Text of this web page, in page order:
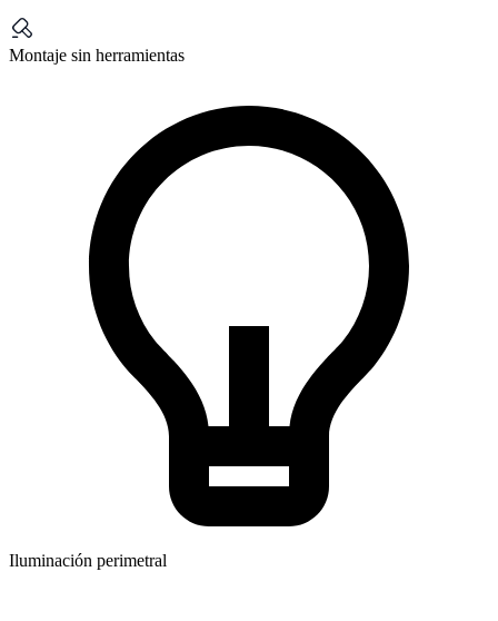
Montaje sin herramientas
Iluminación perimetral